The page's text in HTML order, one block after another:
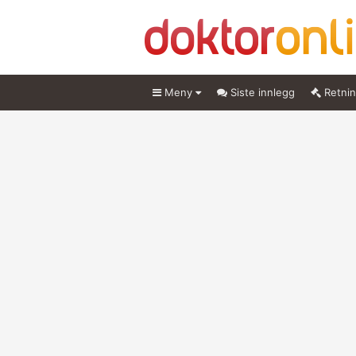
Meny Siste innlegg